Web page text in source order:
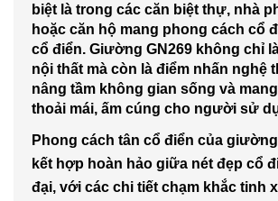
biệt là trong các căn biệt thự, nhà
hoặc căn hộ mang phong cách cổ
cổ điển. Giường GN269 không chỉ
nội thất mà còn là điểm nhấn nghệ
nâng tầm không gian sống và
thoải mái, ấm cúng cho người sử
Phong cách tân cổ điển của
kết hợp hoàn hảo giữa nét đẹp cổ
đại, với các chi tiết chạm khắc tinh